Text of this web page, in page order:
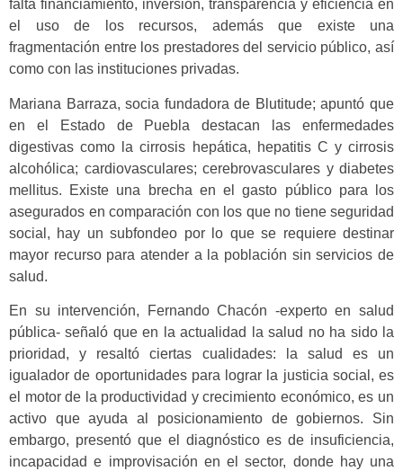
falta financiamiento, inversión, transparencia y eficiencia en
el uso de los recursos, además que existe una
fragmentación entre los prestadores del servicio público, así
como con las instituciones privadas.
Mariana Barraza, socia fundadora de Blutitude; apuntó que
en el Estado de Puebla destacan las enfermedades
digestivas como la cirrosis hepática, hepatitis C y cirrosis
alcohólica; cardiovasculares; cerebrovasculares y diabetes
mellitus. Existe una brecha en el gasto público para los
asegurados en comparación con los que no tiene seguridad
social, hay un subfondeo por lo que se requiere destinar
mayor recurso para atender a la población sin servicios de
salud.
En su intervención, Fernando Chacón -experto en salud
pública- señaló que en la actualidad la salud no ha sido la
prioridad, y resaltó ciertas cualidades: la salud es un
igualador de oportunidades para lograr la justicia social, es
el motor de la productividad y crecimiento económico, es un
activo que ayuda al posicionamiento de gobiernos. Sin
embargo, presentó que el diagnóstico es de insuficiencia,
incapacidad e improvisación en el sector, donde hay una